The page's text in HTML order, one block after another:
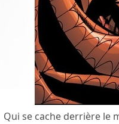
Qui se cache derrière le